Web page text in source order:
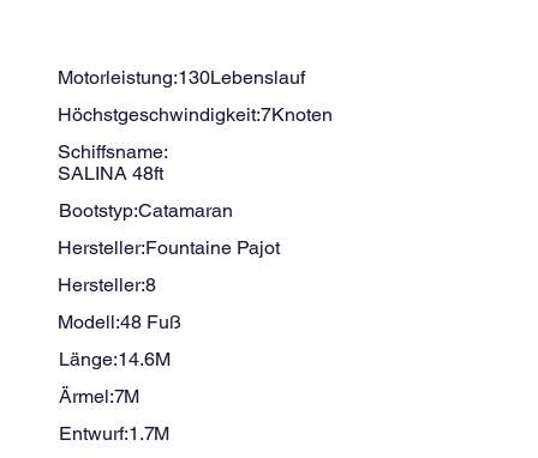
Motorleistung:130Lebenslauf
Höchstgeschwindigkeit:7Knoten
Schiffsname:
SALINA 48ft
Bootstyp:Catamaran
Hersteller:Fountaine Pajot
Hersteller:8
Modell:48 Fuß
Länge:14.6M
Ärmel:7M
Entwurf:1.7M